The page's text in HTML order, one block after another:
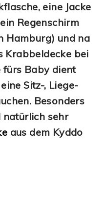
eine Jacke
Regenschirm
Hamburg) und na
Krabbeldecke bei
fürs Baby dient
Sitz-, Liege-
Besonders
natürlich sehr
aus dem Kyddo